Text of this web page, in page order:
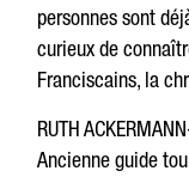
personnes sont
curieux de
Franciscains, la
RUTH
Ancienne guide